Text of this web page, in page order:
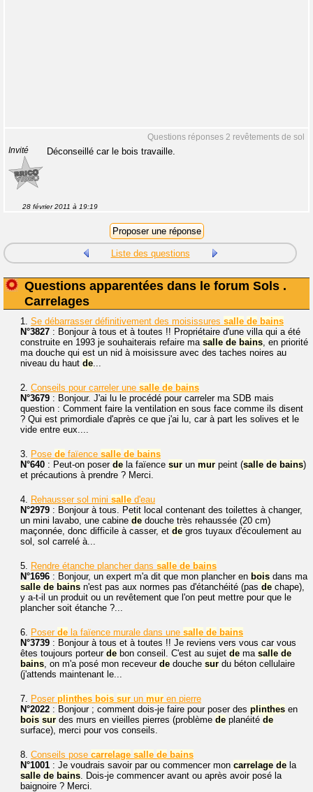
Questions réponses 2 revêtements de sol
Invité Déconseillé car le bois travaille.
28 février 2011 à 19:19
Liste des questions
Questions apparentées dans le forum Sols .
Carrelages
1. Se débarrasser définitivement des moisissures salle de bains
N°3827 : Bonjour à tous et à toutes !! Propriétaire d'une villa qui a été
construite en 1993 je souhaiterais refaire ma salle de bains, en priorité
ma douche qui est un nid à moisissure avec des taches noires au
niveau du haut de...
2. Conseils pour carreler une salle de bains
N°3679 : Bonjour. J'ai lu le procédé pour carreler ma SDB mais
question : Comment faire la ventilation en sous face comme ils disent
? Qui est primordiale d'après ce que j'ai lu, car à part les solives et le
vide entre eux....
3. Pose de faïence salle de bains
N°640 : Peut-on poser de la faïence sur un mur peint (salle de bains)
et précautions à prendre ? Merci.
4. Rehausser sol mini salle d'eau
N°2979 : Bonjour à tous. Petit local contenant des toilettes à changer,
un mini lavabo, une cabine de douche très rehaussée (20 cm)
maçonnée, donc difficile à casser, et de gros tuyaux d'écoulement au
sol, sol carrelé à...
5. Rendre étanche plancher dans salle de bains
N°1696 : Bonjour, un expert m'a dit que mon plancher en bois dans ma
salle de bains n'est pas aux normes pas d'étanchéité (pas de chape),
y a-t-il un produit ou un revêtement que l'on peut mettre pour que le
plancher soit étanche ?...
6. Poser de la faïence murale dans une salle de bains
N°3739 : Bonjour à tous et à toutes !! Je reviens vers vous car vous
êtes toujours porteur de bon conseil. C'est au sujet de ma salle de
bains, on m'a posé mon receveur de douche sur du béton cellulaire
(j'attends maintenant le...
7. Poser plinthes bois sur un mur en pierre
N°2022 : Bonjour ; comment dois-je faire pour poser des plinthes en
bois sur des murs en vieilles pierres (problème de planéité de
surface), merci pour vos conseils.
8. Conseils pose carrelage salle de bains
N°1001 : Je voudrais savoir par ou commencer mon carrelage de la
salle de bains. Dois-je commencer avant ou après avoir posé la
baignoire ? Merci.